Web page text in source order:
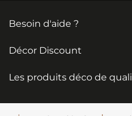
Besoin d'aide ?
Décor Discount
Les produits déco de